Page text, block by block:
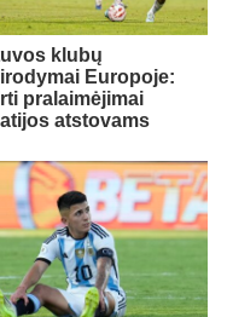
klubų
Europoje:
pralaimėjimai
atstovams